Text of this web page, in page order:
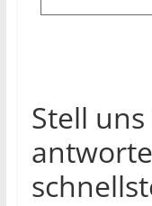
Stell